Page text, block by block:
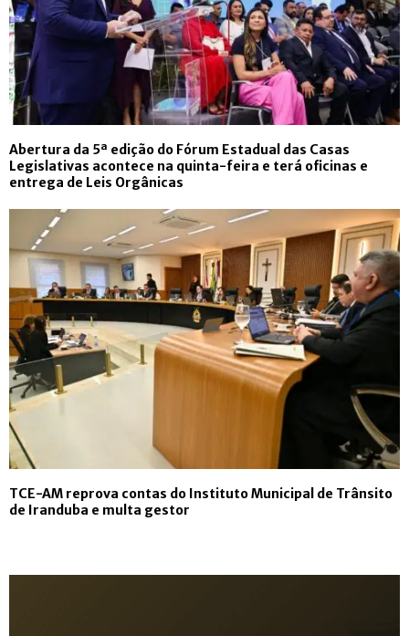
Abertura da 5ª edição do Fórum Estadual das Casas
Legislativas acontece na quinta-feira e terá oficinas e
entrega de Leis Orgânicas
TCE-AM reprova contas do Instituto Municipal de Trânsito
de Iranduba e multa gestor